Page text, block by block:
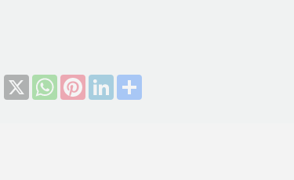
WhatsAppPinterestLinkedIn